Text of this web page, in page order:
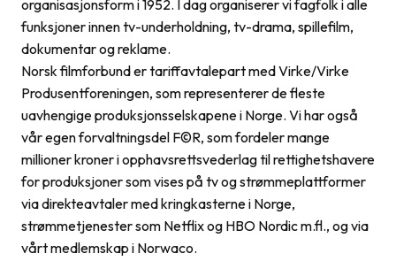
organisasjonsform i 1952. I dag organiserer vi fagfolk i alle
funksjoner innen tv-underholdning, tv-drama, spillefilm,
dokumentar og reklame.
Norsk filmforbund er tariffavtalepart med Virke/Virke
Produsentforeningen, som representerer de fleste
uavhengige produksjonsselskapene i Norge. Vi har også
vår egen forvaltningsdel F©R, som fordeler mange
millioner kroner i opphavsrettsvederlag til rettighetshavere
for produksjoner som vises på tv og strømmeplattformer
via direkteavtaler med kringkasterne i Norge,
strømmetjenester som Netflix og HBO Nordic m.fl., og via
vårt medlemskap i Norwaco.